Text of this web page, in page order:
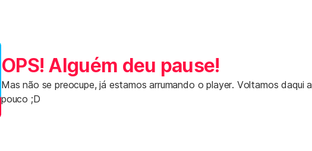
OPS! Alguém deu pause!
Mas não se preocupe, já estamos arrumando o player. Voltamos daqui a
pouco ;D